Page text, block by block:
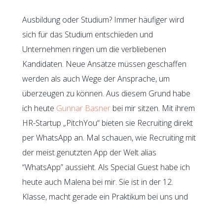
Ausbildung oder Studium? Immer häufiger wird
sich für das Studium entschieden und
Unternehmen ringen um die verbliebenen
Kandidaten. Neue Ansätze müssen geschaffen
werden als auch Wege der Ansprache, um
überzeugen zu können. Aus diesem Grund habe
ich heute Gunnar Basnerbei mir sitzen. Mit ihrem
HR-Startup „PitchYou“ bieten sie Recruiting direkt
per WhatsApp an. Mal schauen, wie Recruiting mit
der meist genutzten App der Welt alias
“WhatsApp” aussieht. Als Special Guest habe ich
heute auch Malena bei mir. Sie ist in der 12.
Klasse, macht gerade ein Praktikum bei uns und